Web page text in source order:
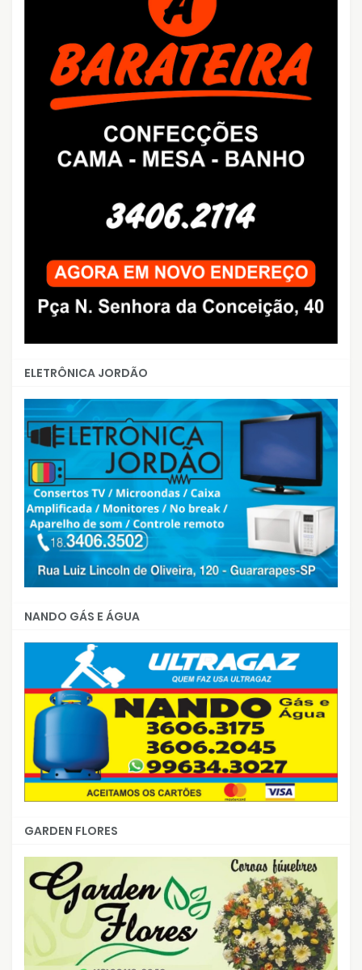
ELETRÔNICA JORDÃO
NANDO GÁS E ÁGUA
GARDEN FLORES